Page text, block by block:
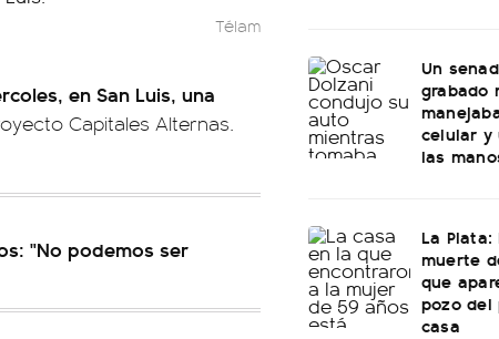
Télam
en San Luis, una
Capitales Alternas.
"No podemos ser
Un
grabado
celular y
las
La
muerte
que
pozo del
casa